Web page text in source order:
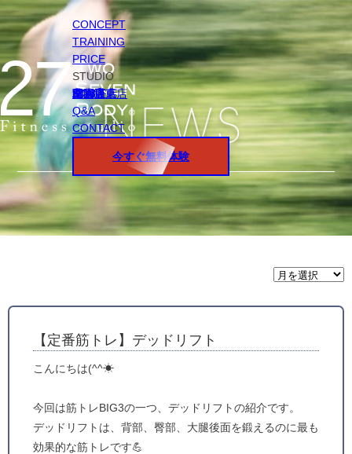
CONCEPT
TRAINING
PRICE
STUDIO
円山店
白石店
桑園店
北18条店
宮の沢店
環状通東店
STAFF
Q&A
CONTACT
今すぐ無料体験
月
間
ー
【定番筋トレ】デッドリフト
こんにちは(^^☀
今回は筋トレBIG3の一つ、デッドリフトの紹介です。
デッドリフトは、背部、臀部、大腿後面を鍛えるのに最も
効果的な筋トレです💪